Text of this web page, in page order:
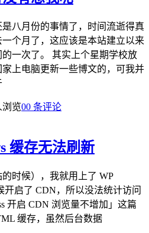
八月份的事情了，时间流逝得真
个月了，这应该是本站建立以来
一次了。 其实上个星期学校放
上电脑更新一些博文的，可我并
浏览00 条评论
缓存无法刷新
时候），我就用上了 WP
开启了 CDN，所以没法统计访问
开启 CDN 浏览量不增加」这篇
缓存，虽然后台数据